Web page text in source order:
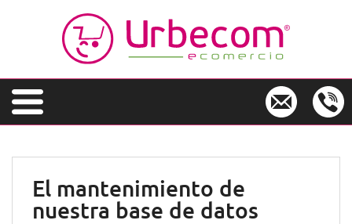
t
El mantenimiento de
nuestra base de datos